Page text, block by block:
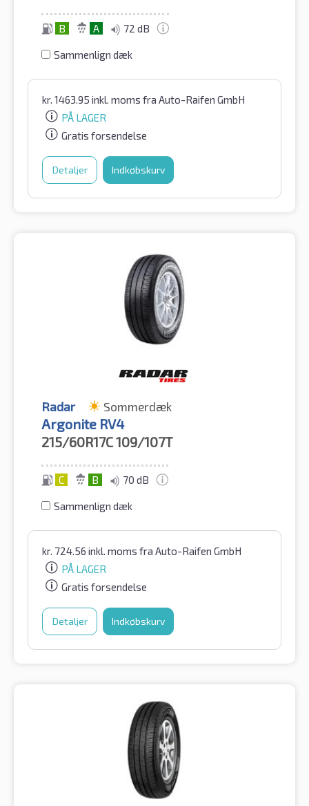
B A 72 dB
Sammenlign dæk
kr. 1463.95 inkl. moms fra Auto-Raifen GmbH
PÅ LAGER
Gratis forsendelse
Detaljer Indkøbskurv
Radar Sommerdæk
Argonite RV4
215/60R17C109/107T
C B 70 dB
Sammenlign dæk
kr. 724.56 inkl. moms fra Auto-Raifen GmbH
PÅ LAGER
Gratis forsendelse
Detaljer Indkøbskurv